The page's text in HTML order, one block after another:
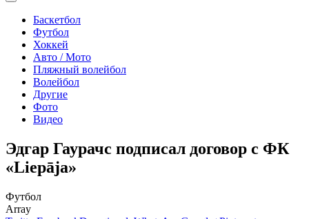
Баскетбол
Футбол
Хоккей
Авто / Мото
Пляжный волейбол
Волейбол
Другие
Фото
Видео
Эдгар Гаурачс подписал договор с ФК
«Liepāja»
Футбол
Array